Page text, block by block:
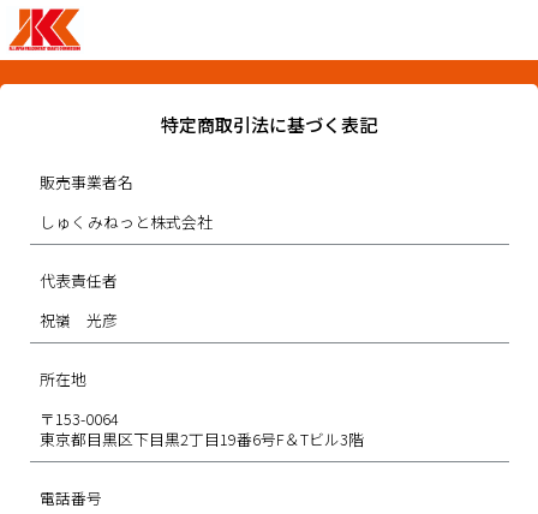
特定商取引法に基づく表記
販売事業者名
しゅくみねっと株式会社
代表責任者
祝嶺 光彦
所在地
〒153-0064
東京都目黒区下目黒2丁目19番6号F＆Tビル3階
電話番号